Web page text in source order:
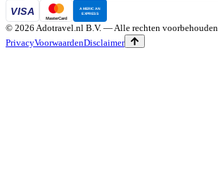
© 2026 Adotravel.nl B.V. — Alle rechten voorbehouden
PrivacyVoorwaardenDisclaimer